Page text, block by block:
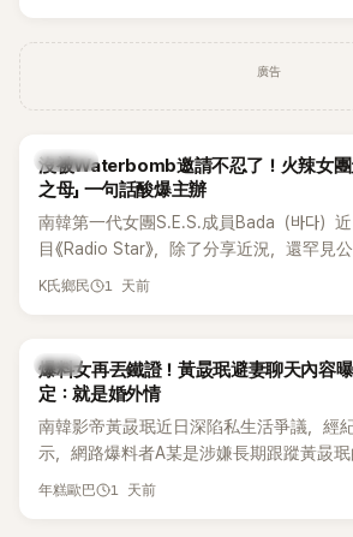
惠也毫不閃躲，淡定接招，兩人鬥嘴默契
延燒到過去的爭議。李瑞鎮脫口補刀：「妳
當年情況，李智惠終於鬆口坦言，當時確
術。她回憶：「拍了比基尼照片之後，就開
了。」為了澄清誤會，她只好親自站出來說
解釋，當時隆胸手術幾乎只有「腋下切開」一
想，既然一直說我有做，那我乾脆把腋下
召開了一場泳裝記者招待會。當時她穿著
機前，面對媒體擺出各種姿勢，畫面至今
這段為平息爭議、直接公開腋下畫面自證
起，節目現場立刻充滿驚呼聲與笑聲，也
對流言時「豁出去」的直率性格。其實她過
《脫掉鞋子恢單4Men》 中，親自公開那張當
廣告
K-POP
沒被Waterbomb邀請不忍了！火辣女團
之母」 一句話酸爆主辦
南韓第一代女團S.E.S.成員Bada（바다）
目《Radio Star》，除了分享近況，還罕見
Waterbomb喊話，笑稱自己至今從未受邀
K氏鄉民 1 天前
韓星
爆料女再丟鐵證！黃晸珉避妻聊天內容
定：就是婚外情
南韓影帝黃晸珉近日深陷私生活爭議，經
示，網路爆料者A某是涉嫌長期跟蹤黃晸
法律行動。不過，A某並未因此停止發聲，
年糕歐巴 1 天前